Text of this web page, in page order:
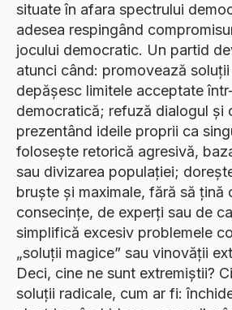
situate în afara spectrului
adesea respingând
jocului democratic. Un partid
atunci când: promovează
depășesc limitele acceptate
democratică; refuză dialogul și
prezentând ideile proprii ca
folosește retorică agresivă,
sau divizarea populației;
bruște și maximale, fără să țină
consecințe, de experți sau de
simplifică excesiv problemele
„soluții magice” sau vinovății
Deci, cine ne sunt extremiștii?
soluții radicale, cum ar fi: